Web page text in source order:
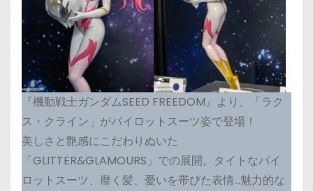
『機動戦士ガンダムSEED FREEDOM』より、「ラク
ス・クライン」がパイロットスーツ姿で登場！
美しさと艶感にこだわりぬいた
「GLITTER&GLAMOURS」での展開。タイトなパイ
ロットスーツ、靡く髪、憂いを帯びた表情…魅力的な